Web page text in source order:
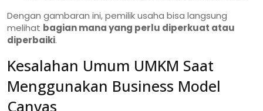
Dengan gambaran ini, pemilik usaha bisa langsung
melihat bagian mana yang perlu diperkuat atau
diperbaiki.
Kesalahan Umum UMKM Saat
Menggunakan Business Model
Canvas